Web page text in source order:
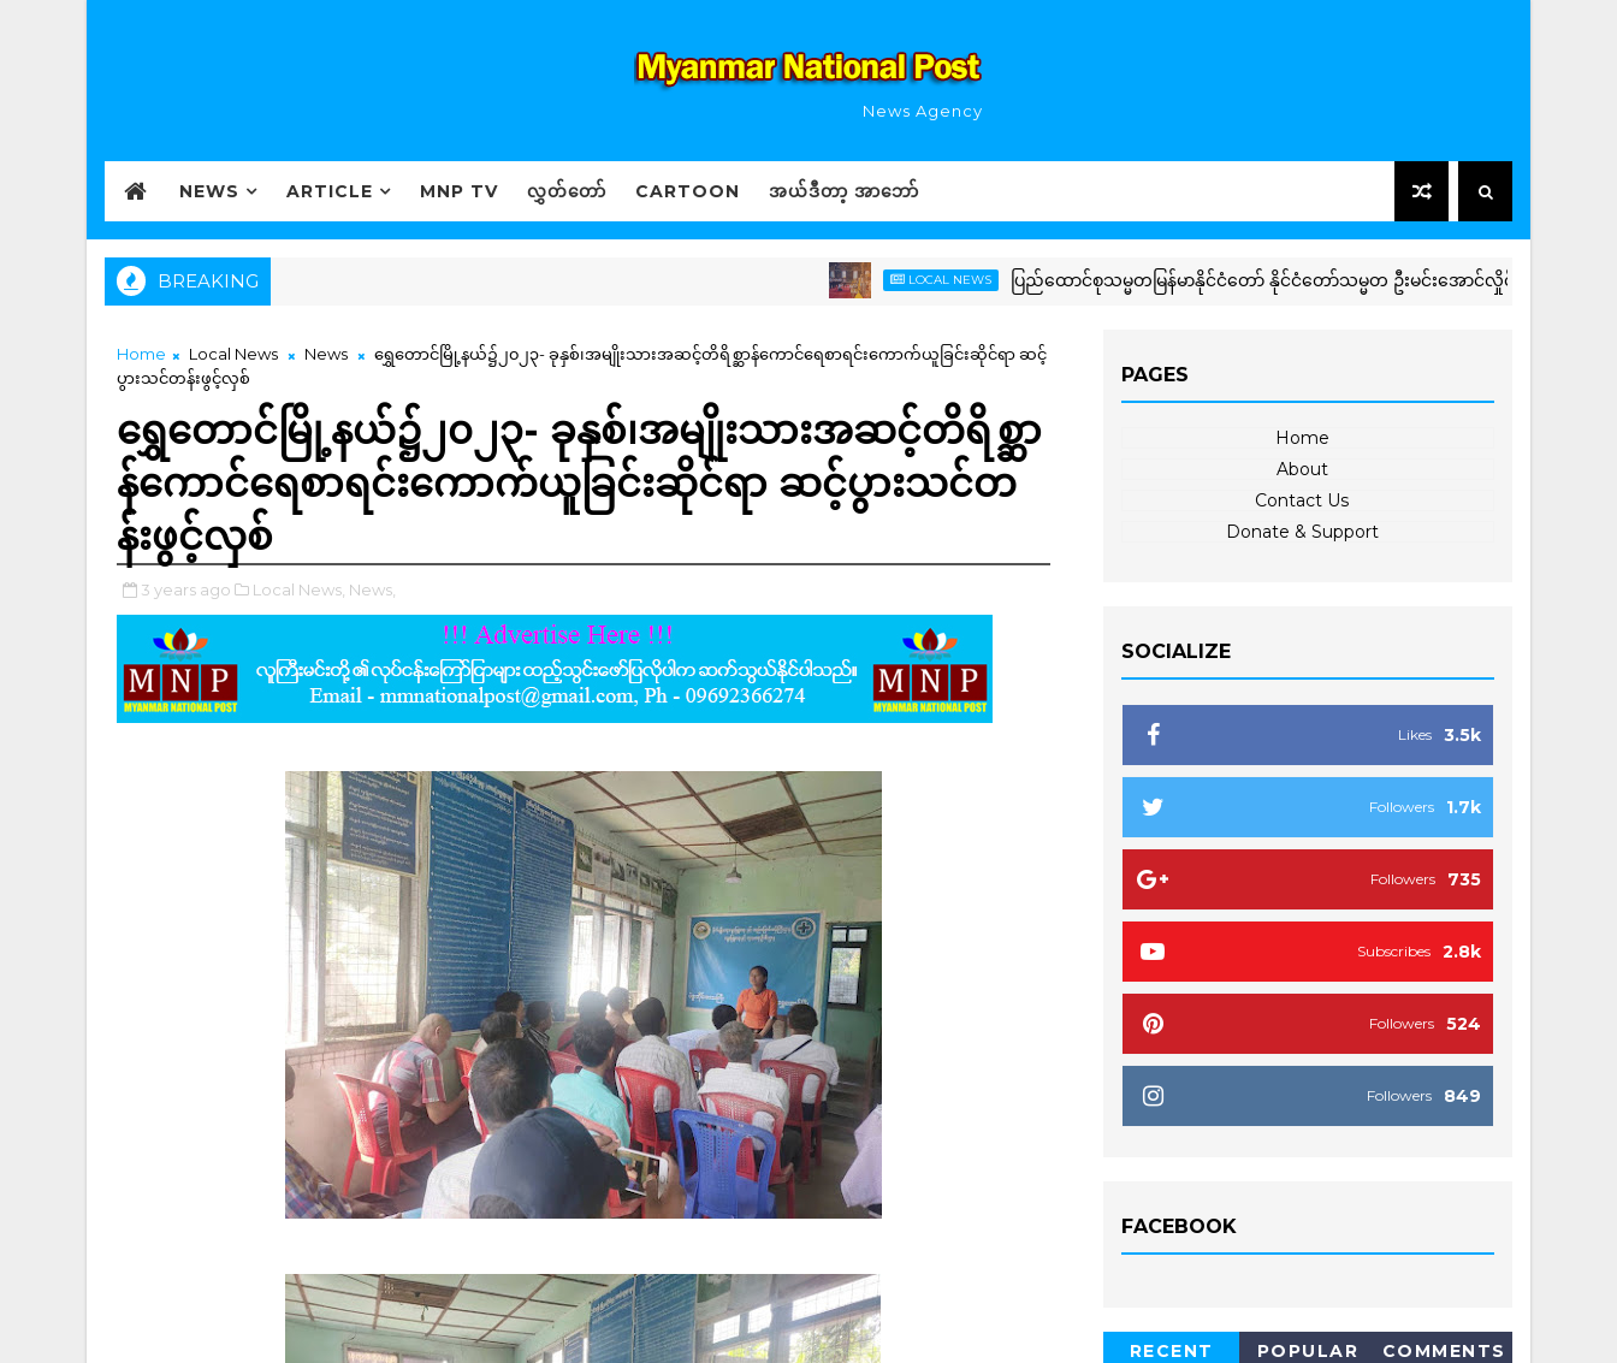
News Agency
NEWS ARTICLE MNP TV လွှတ်တော် CARTOON အယ်ဒီတာ့ အာဘော်
BREAKING LOCAL NEWS ပြည်ထောင်စုသမ္မတမြန်မာနိုင်ငံတော် နိုင်ငံတော်သမ္မတ ဦးမင်းအောင်လှိုင် ဦးဆောင်သည့် မြန်မ
Home Local News News
ရွှေတောင်မြို့နယ်၌၂၀၂၃- ခုနှစ်၊အမျိုးသားအဆင့်တိရိစ္ဆာန်ကောင်ရေစာရင်းကောက်ယူခြင်းဆိုင်ရာ ဆင့်
ပွားသင်တန်းဖွင့်လှစ်
ရွှေတောင်မြို့နယ်၌၂၀၂၃- ခုနှစ်၊အမျိုးသားအဆင့်တိရိစ္ဆာ
န်ကောင်ရေစာရင်းကောက်ယူခြင်းဆိုင်ရာ ဆင့်ပွားသင်တ
န်းဖွင့်လှစ်
3 years ago Local News, News,
PAGES
Home
About
Contact Us
Donate & Support
SOCIALIZE
3.5k
Likes
1.7k
Followers
735
Followers
2.8k
Subscribes
524
Followers
849
Followers
FACEBOOK
RECENT POPULAR COMMENTS